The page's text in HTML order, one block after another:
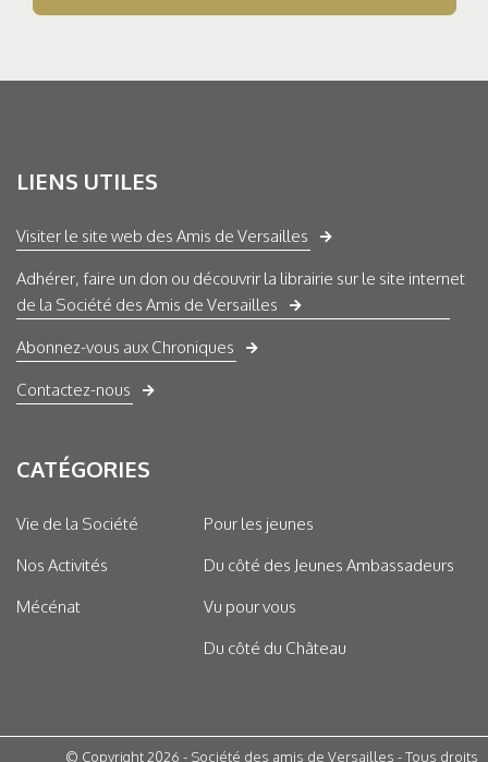
LIENS UTILES
Visiter le site web des Amis de Versailles
Adhérer, faire un don ou découvrir la librairie sur le site internet
de la Société des Amis de Versailles
Abonnez-vous aux Chroniques
Contactez-nous
CATÉGORIES
Vie de la Société
Nos Activités
Mécénat
Pour les jeunes
Du côté des Jeunes Ambassadeurs
Vu pour vous
Du côté du Château
© Copyright 2026 - Société des amis de Versailles - Tous droits